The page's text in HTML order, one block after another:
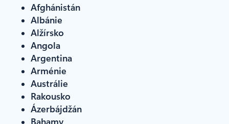
Afghánistán
Albánie
Alžírsko
Angola
Argentina
Arménie
Austrálie
Rakousko
Ázerbájdžán
Bahamy